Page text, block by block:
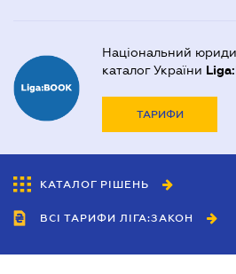
Національний
каталог України
ТАРИФИ
КАТАЛОГ РІШЕНЬ
ВСІ ТАРИФИ ЛІГА:ЗАКОН